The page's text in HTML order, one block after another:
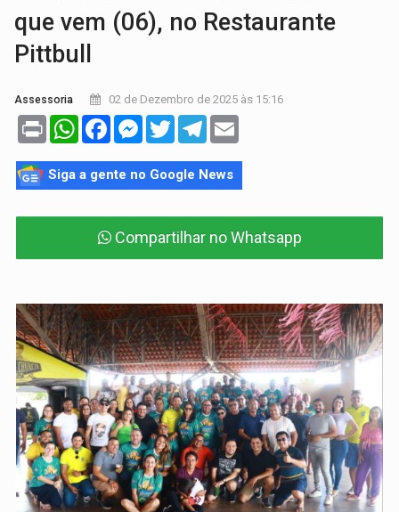
que vem (06), no Restaurante
Pittbull
Assessoria 02 de Dezembro de 2025 às 15:16
Print WhatsAppFacebookMessenger
TwitterTelegram
Siga a gente no Google News
Compartilhar no Whatsapp